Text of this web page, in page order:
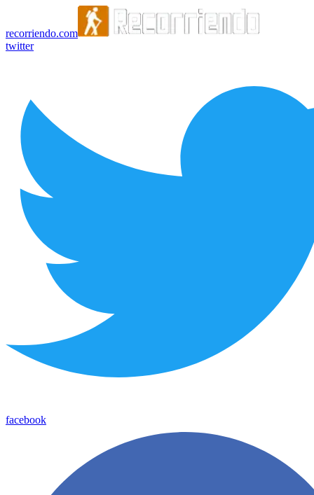
recorriendo.com
twitter
facebook